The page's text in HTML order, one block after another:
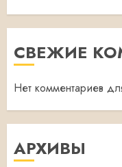
СВЕЖИЕ
Нет комментариев
АРХИВЫ